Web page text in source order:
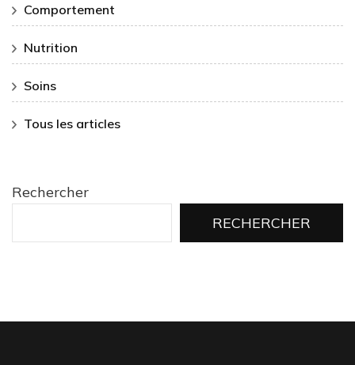
Comportement
Nutrition
Soins
Tous les articles
Rechercher
RECHERCHER